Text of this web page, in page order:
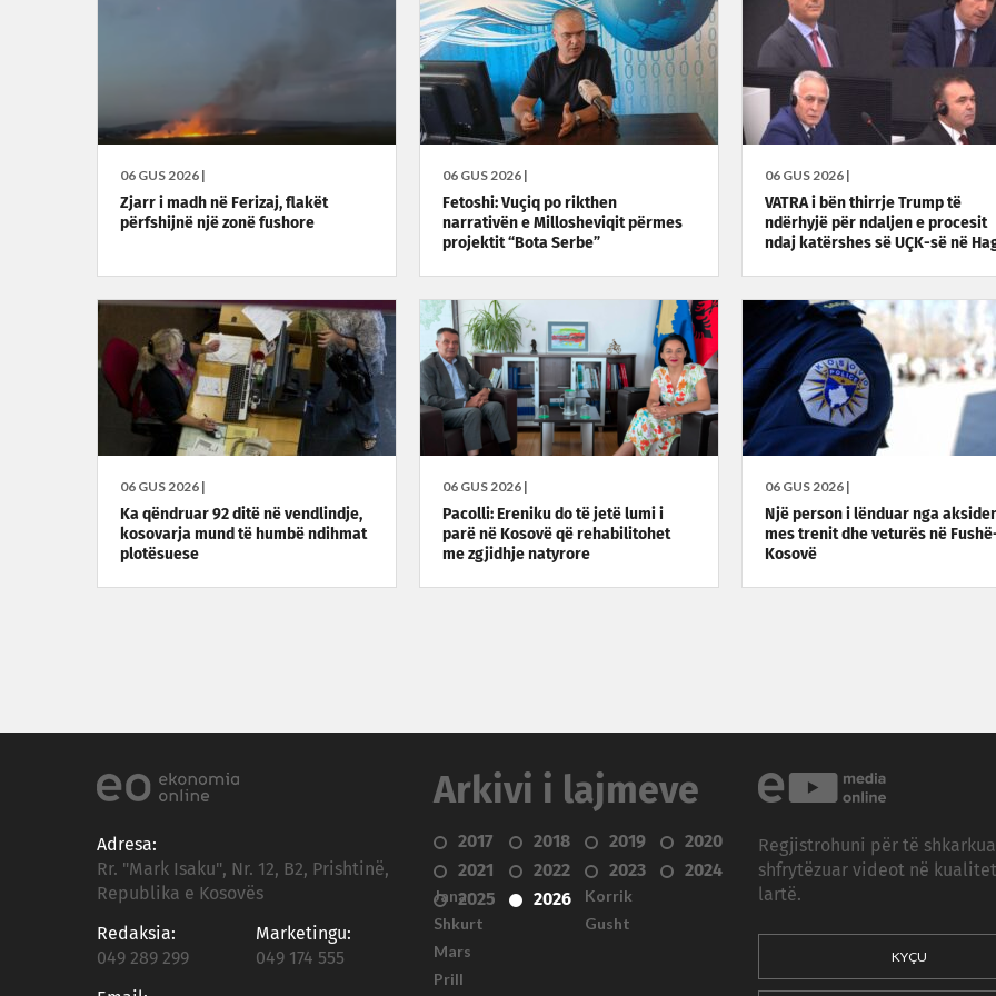
06 GUS 2026 |
Zjarr i madh në Ferizaj, flakët
përfshijnë një zonë fushore
06 GUS 2026 |
Fetoshi: Vuçiq po rikthen
narrativën e Millosheviqit përmes
projektit “Bota Serbe”
06 GUS 2026 |
VATRA i bën thirrje Trump të
ndërhyjë për ndaljen e procesit
ndaj katërshes së UÇK-së në
06 GUS 2026 |
Ka qëndruar 92 ditë në vendlindje,
kosovarja mund të humbë ndihmat
plotësuese
06 GUS 2026 |
Pacolli: Ereniku do të jetë lumi i
parë në Kosovë që rehabilitohet
me zgjidhje natyrore
06 GUS 2026 |
Një person i lënduar nga
mes trenit dhe veturës në
Kosovë
Adresa:
Rr. "Mark Isaku", Nr. 12, B2, Prishtinë,
Republika e Kosovës
Redaksia:
049 289 299
Marketingu:
049 174 555
Arkivi i lajmeve
2017 2018 2019
2020
2021
2022 2023
2024
2025
2026
Janar
Shkurt
Mars
Prill
Korrik
Gusht
Regjistrohuni për të
shfrytëzuar videot në
lartë.
KYÇU